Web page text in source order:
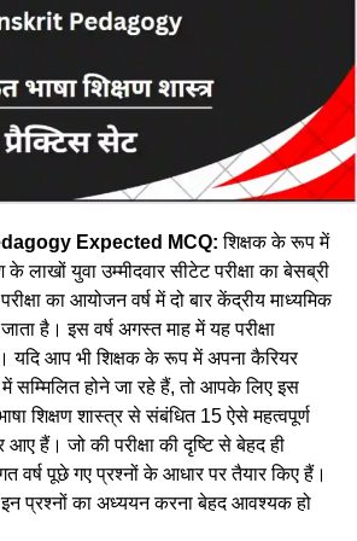
Itanagar
डिब्रूगढ़
108
सिलचर
Begusarai
भागलपुर
Bhojpur (Ara)
Darbhanga
शैली
Gopalganj
Madhubani
Muzaffarpur
118
Thought
Learning Material
– Kohlberg
Development
Expected MCQ: शिक्षक के रूप में
लाखों युवा उम्मीदवार सीटेट परीक्षा का बेसब्री
का आयोजन वर्ष में दो बार केंद्रीय माध्यमिक
जाता है। इस वर्ष अगस्त माह में यह परीक्षा
यदि आप भी शिक्षक के रूप में अपना कैरियर
में सम्मिलित होने जा रहे हैं, तो आपके लिए इस
शिक्षण शास्त्र से संबंधित 15 ऐसे महत्वपूर्ण
हैं। जो की परीक्षा की दृष्टि से बेहद ही
वर्ष पूछे गए प्रश्नों के आधार पर तैयार किए हैं।
इन प्रश्नों का अध्ययन करना बेहद आवश्यक हो